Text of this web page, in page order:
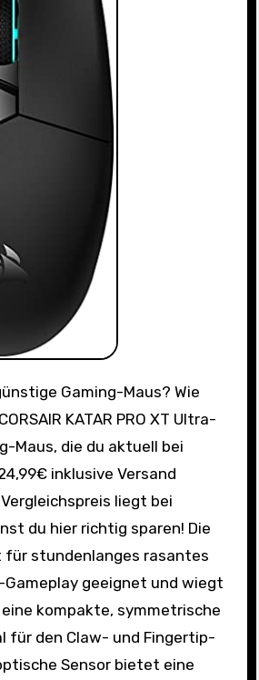
KATAR PRO XT Ultra-
Maus, die du aktuell bei
inklusive Versand
liegt bei
du hier richtig sparen! Die
für stundenlanges rasantes
Gameplay geeignet und wiegt
eine kompakte, symmetrische
für den Claw- und Fingertip-
Sensor bietet eine